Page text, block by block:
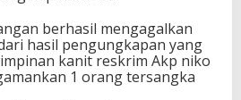
berhasil mengagalkan
hasil pengungkapan yang
kanit reskrim Akp niko
1 orang tersangka